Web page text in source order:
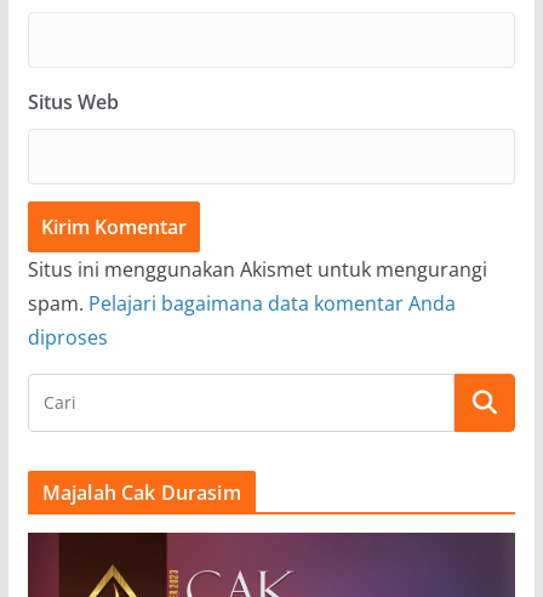
Situs Web
Situs ini menggunakan Akismet untuk mengurangi
spam. Pelajari bagaimana data komentar Anda
diproses
Majalah Cak Durasim